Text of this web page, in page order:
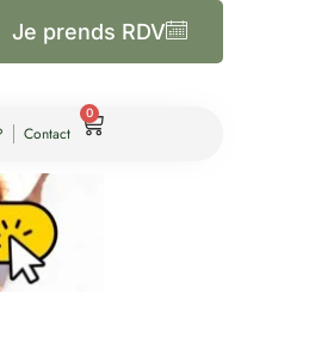
Je prends RDV
Contact
0